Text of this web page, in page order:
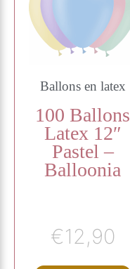
Ballons en latex
100 Ballons
Latex 12″
Pastel –
Balloonia
€12,90